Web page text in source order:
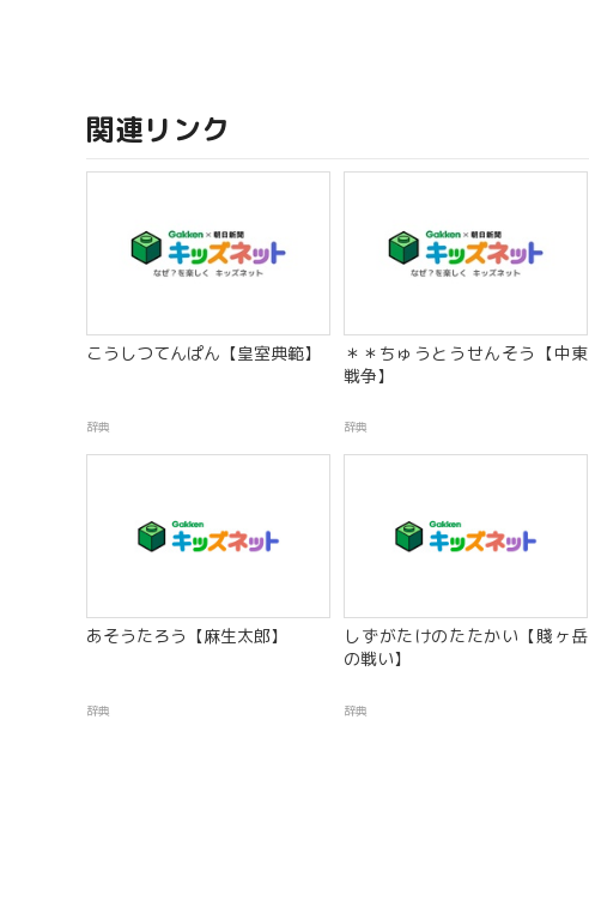
関連リンク
こうしつてんぱん【皇室典範】
辞典
＊＊ちゅうとうせんそう【中東
戦争】
辞典
あそうたろう【麻生太郎】
辞典
しずがたけのたたかい【賤ヶ岳
の戦い】
辞典